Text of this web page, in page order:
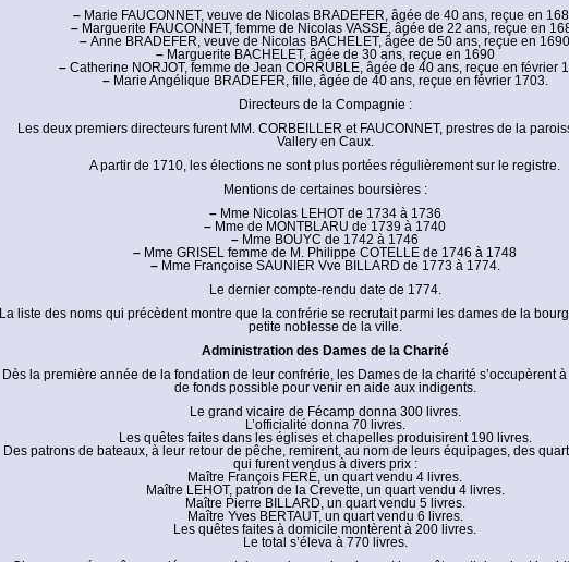
– Marie FAUCONNET, veuve de Nicolas BRADEFER, âgée de 40 ans, reçue en
–Marguerite FAUCONNET, femme de Nicolas VASSE, âgée de 22 ans, reçue en
– Anne BRADEFER, veuve de Nicolas BACHELET, âgée de 50 ans, reçue en 1690
–Marguerite BACHELET, âgée de 30 ans, reçue en 1690
–Catherine NORJOT, femme de Jean CORRUBLE, âgée de 40 ans, reçue en février
–Marie Angélique BRADEFER, fille, âgée de 40 ans, reçue en février 1703.
Directeurs de la Compagnie :
Les deux premiers directeurs furent MM. CORBEILLER et FAUCONNET, prestres de la
Vallery en Caux.
A partir de 1710, les élections ne sont plus portées régulièrement sur le registre.
Mentions de certaines boursières :
–Mme Nicolas LEHOT de 1734 à 1736
– Mme de MONTBLARU de 1739 à 1740
– Mme BOUYC de 1742 à 1746
– Mme GRISEL femme de M. Philippe COTELLE de 1746 à 1748
–Mme Françoise SAUNIER Vve BILLARD de 1773 à 1774.
Le dernier compte-rendu date de 1774.
La liste des noms qui précèdent montre que la confrérie se recrutait parmi les dames de la
petite noblesse de la ville.
Administration des Dames de la Charité
Dès la première année de la fondation de leur confrérie, les Dames de la charité s’occupèrent
de fonds possible pour venir en aide aux indigents.
Le grand vicaire de Fécamp donna 300 livres.
L’officialité donna 70 livres.
Les quêtes faites dans les églises et chapelles produisirent 190 livres.
Des patrons de bateaux, à leur retour de pêche, remirent, au nom de leurs équipages, des
qui furent vendus à divers prix :
Maître François FERÉ, un quart vendu 4 livres.
Maître LEHOT, patron de la Crevette, un quart vendu 4 livres.
Maître Pierre BILLARD, un quart vendu 5 livres.
Maître Yves BERTAUT, un quart vendu 6 livres.
Les quêtes faites à domicile montèrent à 200 livres.
Le total s’éleva à 770 livres.